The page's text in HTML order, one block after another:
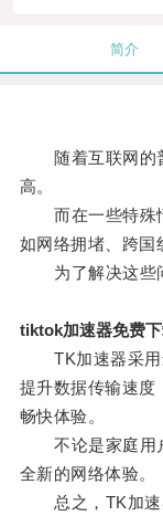
简介
随着互联网的普
高。
而在一些特殊情
如网络拥堵、跨国
为了解决这些问
tiktok加速器免费
TK加速器采用
提升数据传输速度
畅快体验。
不论是家庭用户
全新的网络体验。
总之，TK加速